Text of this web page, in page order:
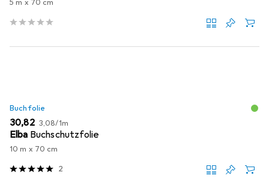
5 m x 70 cm
Buchfolie
EUR
30,82 EUR
3,08/1m
Elba Buchschutzfolie
10 m x 70 cm
2